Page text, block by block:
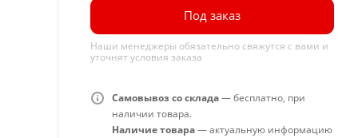
Под заказ
Наши менеджеры обязательно свяжутся с вами и
уточнят условия заказа
Самовывоз со склада— бесплатно, при
наличии товара.
Наличие товара— актуальную информацию